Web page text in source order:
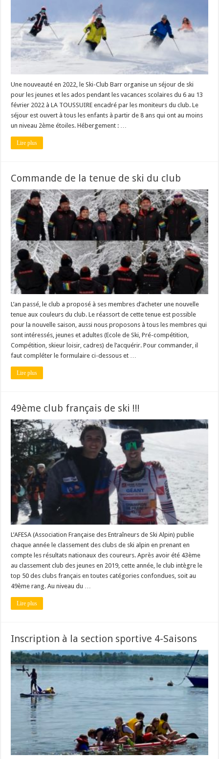
Une nouveauté en 2022, le Ski-Club Barr organise un séjour de ski
pour les jeunes et les ados pendant les vacances scolaires du 6 au 13
février 2022 à LA TOUSSUIRE encadré par les moniteurs du club. Le
séjour est ouvert à tous les enfants à partir de 8 ans qui ont au moins
un niveau 2ème étoiles. Hébergement : …
Lire plus
Commande de la tenue de ski du club
L’an passé, le club a proposé à ses membres d’acheter une nouvelle
tenue aux couleurs du club. Le réassort de cette tenue est possible
pour la nouvelle saison, aussi nous proposons à tous les membres qui
sont intéressés, jeunes et adultes (Ecole de Ski, Pré-compétition,
Compétition, skieur loisir, cadres) de l’acquérir. Pour commander, il
faut compléter le formulaire ci-dessous et …
Lire plus
49ème club français de ski !!!
L’AFESA (Association Française des Entraîneurs de Ski Alpin) publie
chaque année le classement des clubs de ski alpin en prenant en
compte les résultats nationaux des coureurs. Après avoir été 43ème
au classement club des jeunes en 2019, cette année, le club intègre le
top 50 des clubs français en toutes catégories confondues, soit au
49ème rang. Au niveau du …
Lire plus
Inscription à la section sportive 4-Saisons